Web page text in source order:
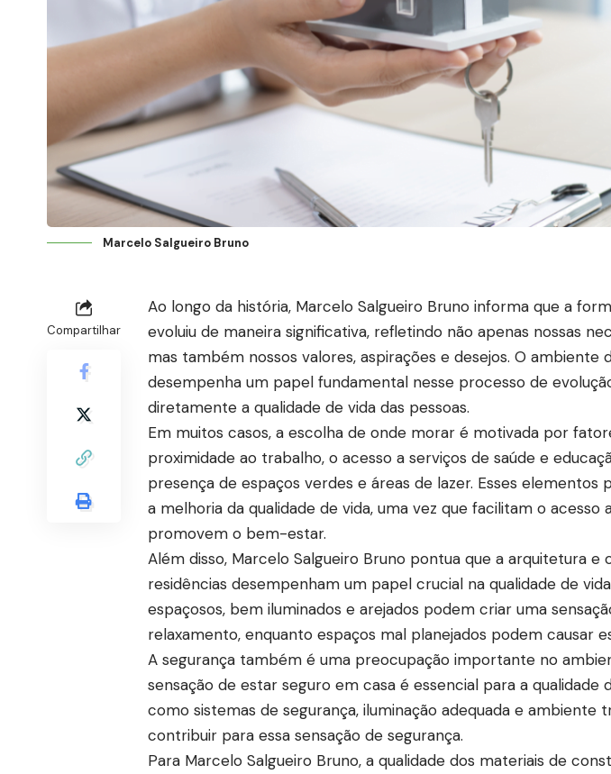
Marcelo Salgueiro Bruno
Compartilhar
Ao longo da história, Marcelo Salgueiro Bruno informa que a
evoluiu de maneira significativa, refletindo não apenas nossas
mas também nossos valores, aspirações e desejos. O ambiente
desempenha um papel fundamental nesse processo de
diretamente a qualidade de vida das pessoas.
Em muitos casos, a escolha de onde morar é motivada por
proximidade ao trabalho, o acesso a serviços de saúde e
presença de espaços verdes e áreas de lazer. Esses
a melhoria da qualidade de vida, uma vez que facilitam o acesso
promovem o bem-estar.
Além disso, Marcelo Salgueiro Bruno pontua que a arquitetura e
residências desempenham um papel crucial na qualidade de
espaçosos, bem iluminados e arejados podem criar uma
relaxamento, enquanto espaços mal planejados podem causar
A segurança também é uma preocupação importante no
sensação de estar seguro em casa é essencial para a qualidade
como sistemas de segurança, iluminação adequada e ambiente
contribuir para essa sensação de segurança.
Para Marcelo Salgueiro Bruno, a qualidade dos materiais de